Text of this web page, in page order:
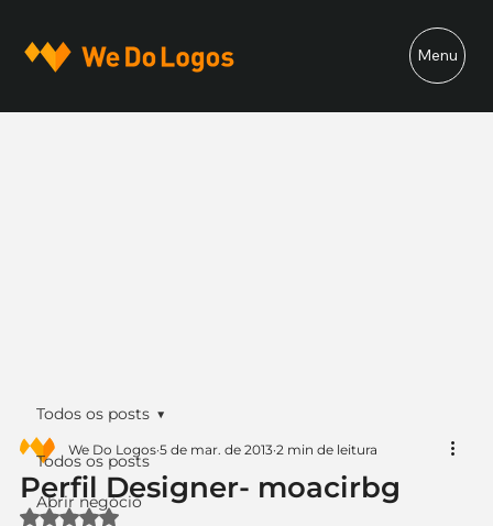
Menu
Todos os posts
Abrir negócio
Todos os posts
Perfil Designer- moacirbg
We Do Logos 5 de mar. de 2013 2 min de leitura
Avaliado com NaN de 5 estrelas.